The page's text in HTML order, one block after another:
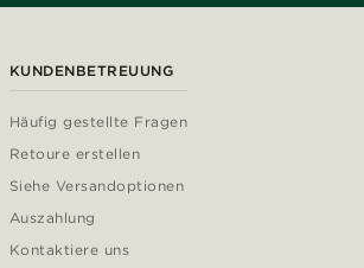
KUNDENBETREUUNG
Häufig gestellte Fragen
Retoure erstellen
Siehe Versandoptionen
Auszahlung
Kontaktiere uns